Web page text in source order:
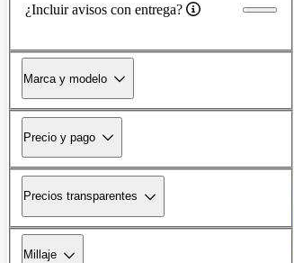
¿Incluir avisos con entrega?
Marca y modelo
Precio y pago
Precios transparentes
Millaje